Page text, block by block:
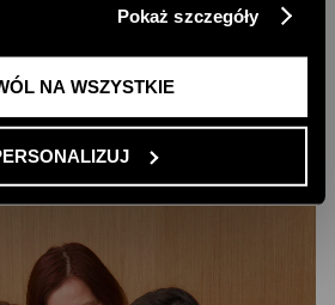
Polityce Prywatności
Pokaż szczegóły
NA WSZYSTKIE